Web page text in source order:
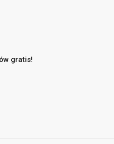
×
×
gratis!